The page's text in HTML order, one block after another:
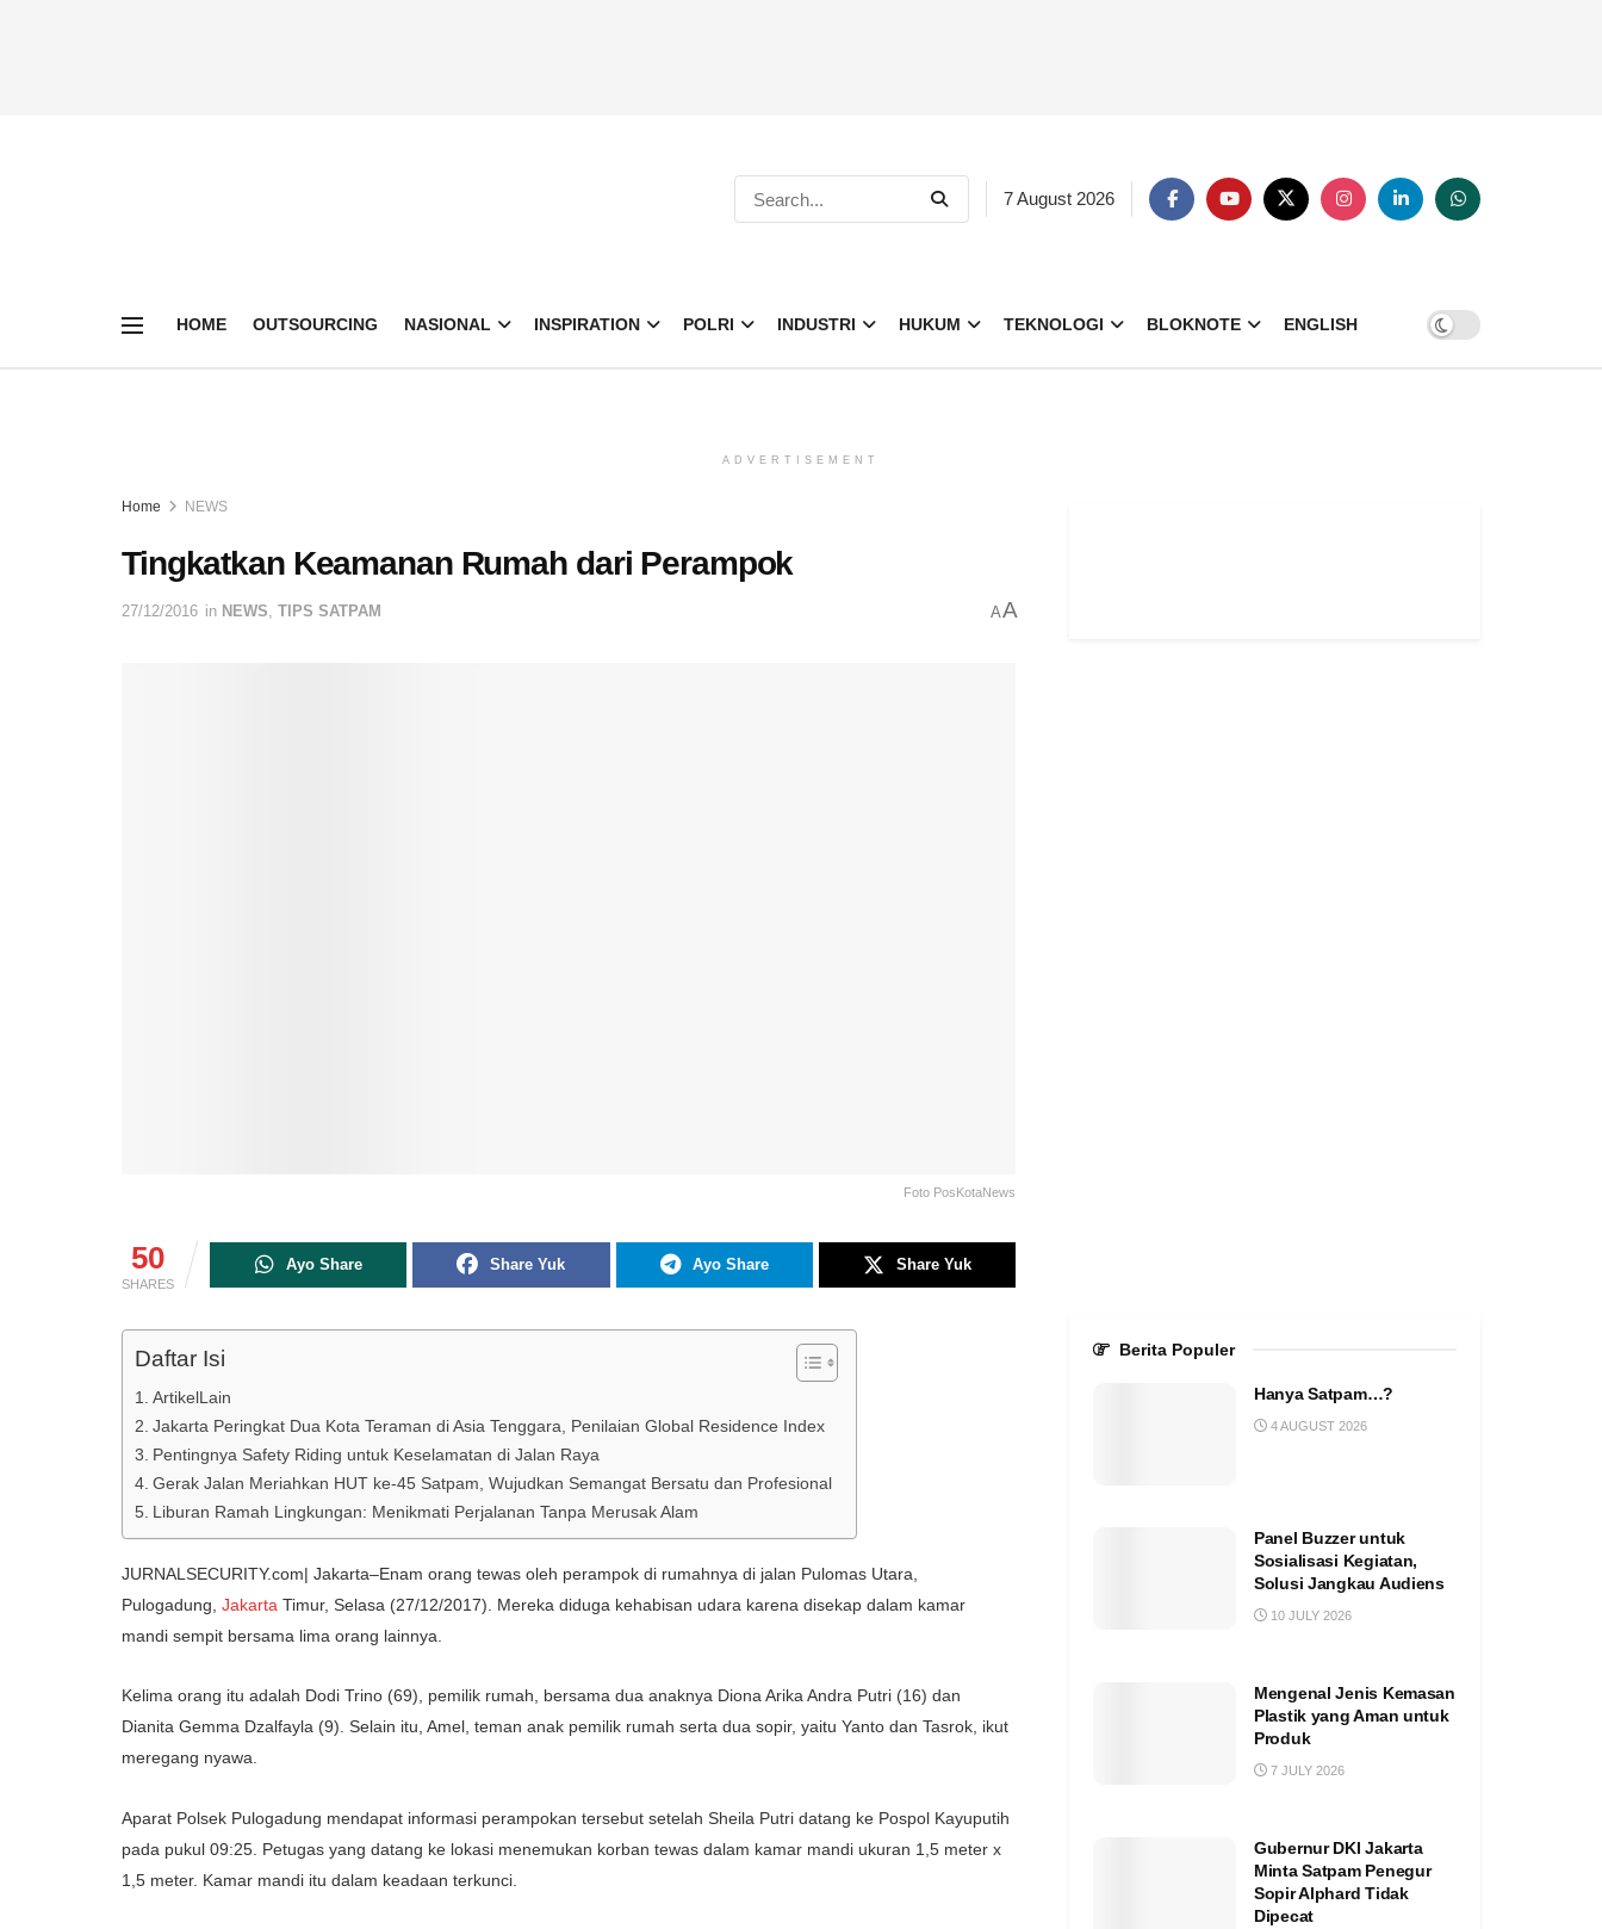
7 August 2026
HOME OUTSOURCING NASIONAL INSPIRATION POLRI INDUSTRI HUKUM TEKNOLOGI BLOKNOTE ENGLISH
ADVERTISEMENT
Home NEWS
Tingkatkan Keamanan Rumah dari Perampok
27/12/2016 in NEWS, TIPS SATPAM AA
Foto PosKotaNews
50
SHARES
Ayo Share Share Yuk Ayo Share Share Yuk
Daftar Isi
ArtikelLain
Jakarta Peringkat Dua Kota Teraman di Asia Tenggara, Penilaian Global Residence Index
Pentingnya Safety Riding untuk Keselamatan di Jalan Raya
Gerak Jalan Meriahkan HUT ke-45 Satpam, Wujudkan Semangat Bersatu dan Profesional
Liburan Ramah Lingkungan: Menikmati Perjalanan Tanpa Merusak Alam
JURNALSECURITY.com| Jakarta–Enam orang tewas oleh perampok di rumahnya di jalan Pulomas Utara,
Pulogadung, Jakarta Timur, Selasa (27/12/2017). Mereka diduga kehabisan udara karena disekap dalam kamar
mandi sempit bersama lima orang lainnya.
Kelima orang itu adalah Dodi Trino (69), pemilik rumah, bersama dua anaknya Diona Arika Andra Putri (16) dan
Dianita Gemma Dzalfayla (9). Selain itu, Amel, teman anak pemilik rumah serta dua sopir, yaitu Yanto dan Tasrok, ikut
meregang nyawa.
Aparat Polsek Pulogadung mendapat informasi perampokan tersebut setelah Sheila Putri datang ke Pospol Kayuputih
pada pukul 09:25. Petugas yang datang ke lokasi menemukan korban tewas dalam kamar mandi ukuran 1,5 meter x
1,5 meter. Kamar mandi itu dalam keadaan terkunci.
Berita Populer
Hanya Satpam…?
4 AUGUST 2026
Panel Buzzer untuk
Sosialisasi Kegiatan,
Solusi Jangkau Audiens
10 JULY 2026
Mengenal Jenis Kemasan
Plastik yang Aman untuk
Produk
7 JULY 2026
Gubernur DKI Jakarta
Minta Satpam Penegur
Sopir Alphard Tidak
Dipecat